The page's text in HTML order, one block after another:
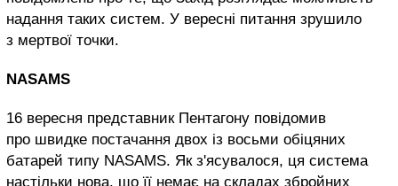
надання таких систем. У вересні питання зрушило
з мертвої точки.
NASAMS
16 вересня представник Пентагону повідомив
про швидке постачання двох із восьми обіцяних
батарей типу NASAMS. Як з'ясувалося, ця система
настільки нова, що її немає на складах збройних